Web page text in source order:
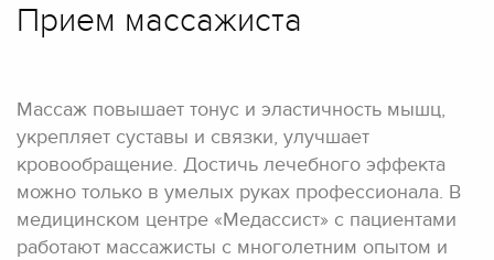
Прием массажиста
Массаж повышает тонус и эластичность мышц,
укрепляет суставы и связки, улучшает
кровообращение. Достичь лечебного эффекта
можно только в умелых руках профессионала. В
медицинском центре «Медассист» с пациентами
работают массажисты с многолетним опытом и